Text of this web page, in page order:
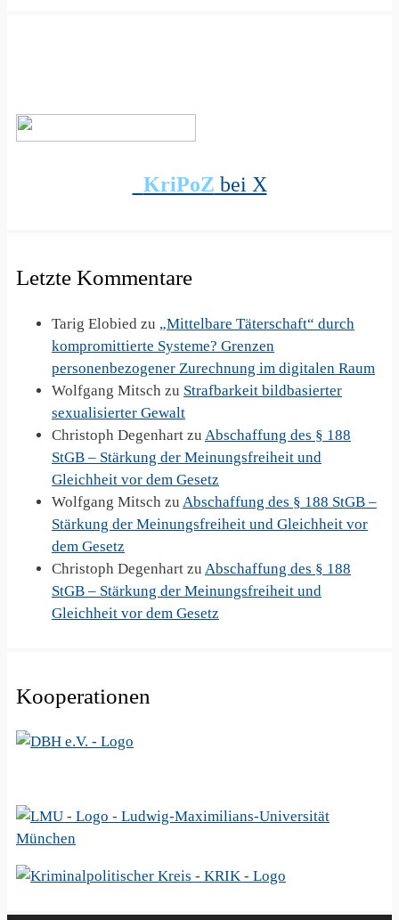
KriPoZ bei X
Letzte Kommentare
Tarig Elobied zu „Mittelbare Täterschaft“ durch
kompromittierte Systeme? Grenzen
personenbezogener Zurechnung im digitalen Raum
Wolfgang Mitsch zu Strafbarkeit bildbasierter
sexualisierter Gewalt
Christoph Degenhart zu Abschaffung des § 188
StGB – Stärkung der Meinungsfreiheit und
Gleichheit vor dem Gesetz
Wolfgang Mitsch zu Abschaffung des § 188 StGB –
Stärkung der Meinungsfreiheit und Gleichheit vor
dem Gesetz
Christoph Degenhart zu Abschaffung des § 188
StGB – Stärkung der Meinungsfreiheit und
Gleichheit vor dem Gesetz
Kooperationen